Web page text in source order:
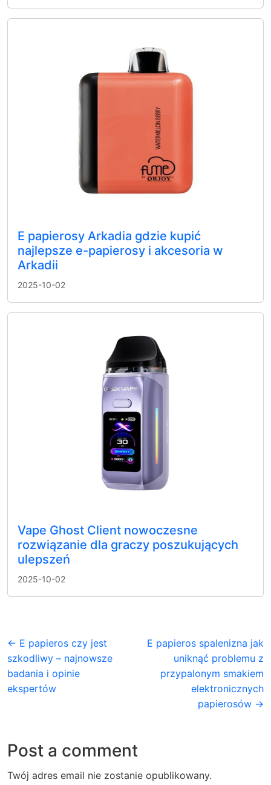
E papierosy Arkadia gdzie kupić
najlepsze e-papierosy i akcesoria w
Arkadii
2025-10-02
Vape Ghost Client nowoczesne
rozwiązanie dla graczy poszukujących
ulepszeń
2025-10-02
← E papieros czy jest
szkodliwy – najnowsze
badania i opinie
ekspertów
E papieros spalenizna jak
uniknąć problemu z
przypalonym smakiem
elektronicznych
papierosów →
Post a comment
Twój adres email nie zostanie opublikowany.